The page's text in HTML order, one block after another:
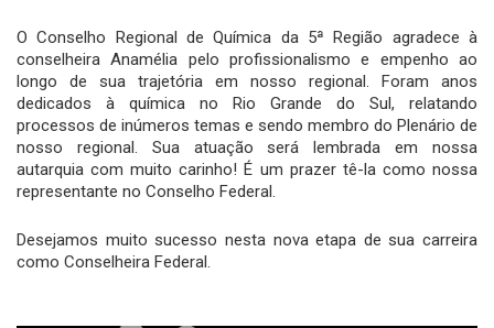
O Conselho Regional de Química da 5ª Região agradece à
conselheira Anamélia pelo profissionalismo e empenho ao
longo de sua trajetória em nosso regional. Foram anos
dedicados à química no Rio Grande do Sul, relatando
processos de inúmeros temas e sendo membro do Plenário de
nosso regional. Sua atuação será lembrada em nossa
autarquia com muito carinho! É um prazer tê-la como nossa
representante no Conselho Federal.
Desejamos muito sucesso nesta nova etapa de sua carreira
como Conselheira Federal.